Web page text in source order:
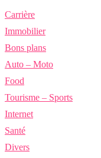
Carrière
Immobilier
Bons plans
Auto – Moto
Food
Tourisme – Sports
Internet
Santé
Divers